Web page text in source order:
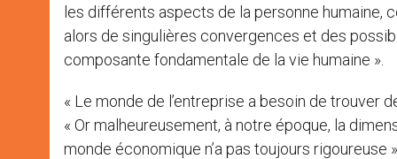
les différents aspects de la personne humaine,
alors de singulières convergences et des
composante fondamentale de la vie humaine ».
« Le monde de l’entreprise a besoin de trouver
« Or malheureusement, à notre époque, la
monde économique n’a pas toujours rigoureuse ».